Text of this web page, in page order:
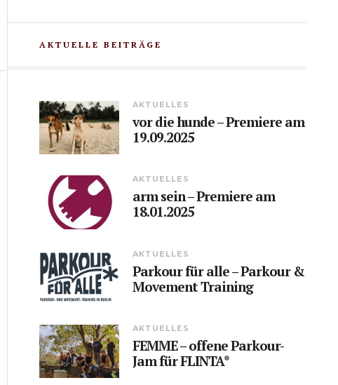
AKTUELLE BEITRÄGE
AKTUELLES
vor die hunde – Premiere am
19.09.2025
AKTUELLES
arm sein – Premiere am
18.01.2025
AKTUELLES
Parkour für alle – Parkour &
Movement Training
AKTUELLES
FEMME – offene Parkour-
Jam für FLINTA*